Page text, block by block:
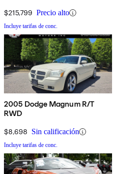
$215,799 Precio alto
Incluye tarifas de conc.
2005 Dodge Magnum R/T
RWD
$8,698 Sin calificación
Incluye tarifas de conc.